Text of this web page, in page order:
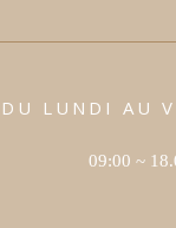
DU LUNDI AU
09:00 ~